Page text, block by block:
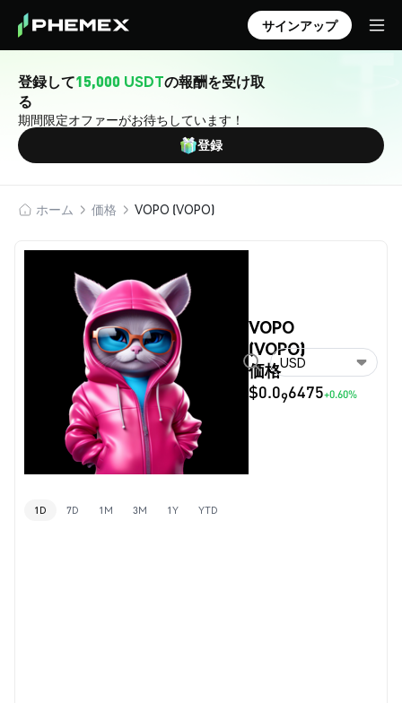
サインアップ
登録して15,000 USDTの報酬を受け取
る
期間限定オファーがお待ちしています！
登録
ホーム 価格 VOPO (VOPO)
VOPO
(VOPO)
価格
$0.096475+0.60%
USD
1D 7D 1M 3M 1Y YTD